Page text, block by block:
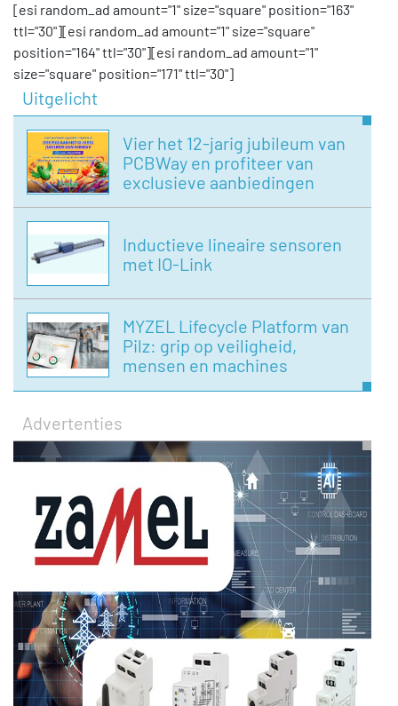
[esi random_ad amount="1" size="square" position="163"
ttl="30"][esi random_ad amount="1" size="square"
position="164" ttl="30"][esi random_ad amount="1"
size="square" position="171" ttl="30"]
Uitgelicht
Vier het 12-jarig jubileum van
PCBWay en profiteer van
exclusieve aanbiedingen
Inductieve lineaire sensoren
met IO-Link
MYZEL Lifecycle Platform van
Pilz: grip op veiligheid,
mensen en machines
Advertenties